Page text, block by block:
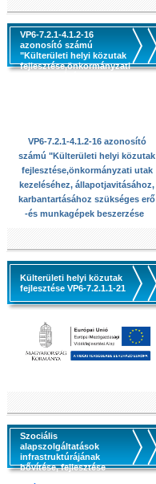
VP6-7.2.1-4.1.2-16
azonosító számú
"Külterületi helyi közutak
fejlesztése,önkormányzati
VP6-7.2.1-4.1.2-16 azonosító
számú "Külterületi helyi közutak
fejlesztése,önkormányzati utak
kezeléséhez, állapotjavitásához,
karbantartásához szükséges erő
-és munkagépek beszerzése
Külterületi helyi közutak
fejlesztése VP6-7.2.1.1-21
Szociális
alapszolgáltatások
infrastruktúrájának
bővítése, fejlesztése